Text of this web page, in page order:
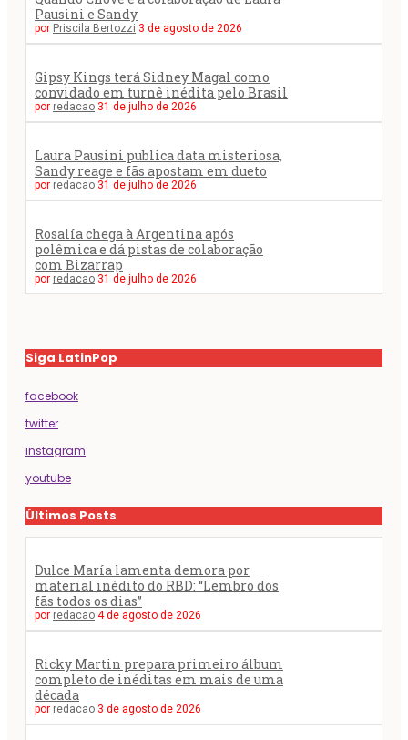
Pausini e Sandy
por Priscila Bertozzi 3 de agosto de 2026
Gipsy Kings terá Sidney Magal como
convidado em turnê inédita pelo Brasil
por redacao 31 de julho de 2026
Laura Pausini publica data misteriosa,
Sandy reage e fãs apostam em dueto
por redacao 31 de julho de 2026
Rosalía chega à Argentina após
polêmica e dá pistas de colaboração
com Bizarrap
por redacao 31 de julho de 2026
Siga LatinPop
facebook
twitter
instagram
youtube
Últimos Posts
Dulce María lamenta demora por
material inédito do RBD: “Lembro dos
fãs todos os dias”
por redacao 4 de agosto de 2026
Ricky Martin prepara primeiro álbum
completo de inéditas em mais de uma
década
por redacao 3 de agosto de 2026